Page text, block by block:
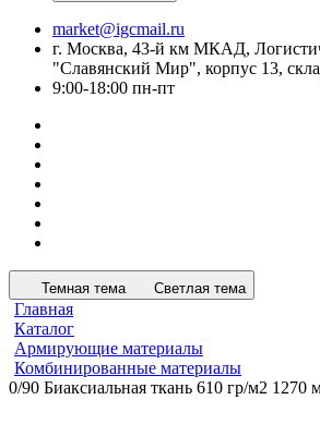
market@igcmail.ru
г. Москва, 43-й км МКАД,
"Славянский Мир", корпус 13,
9:00-18:00 пн-пт
Темная тема Светлая тема
Главная
Каталог
Армирующие материалы
Комбинированные материалы
0/90 Биаксиальная ткань 610 гр/м2 1270